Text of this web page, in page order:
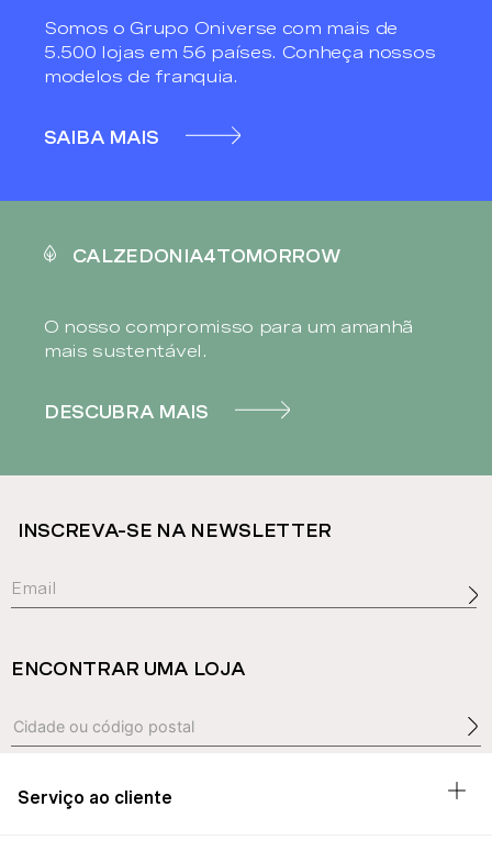
Somos o Grupo Oniverse com mais de
5.500 lojas em 56 países. Conheça nossos
modelos de franquia.
SAIBA MAIS
CALZEDONIA4TOMORROW
O nosso compromisso para um amanhã
mais sustentável.
DESCUBRA MAIS
INSCREVA-SE NA NEWSLETTER
ENCONTRAR UMA LOJA
Serviço ao cliente